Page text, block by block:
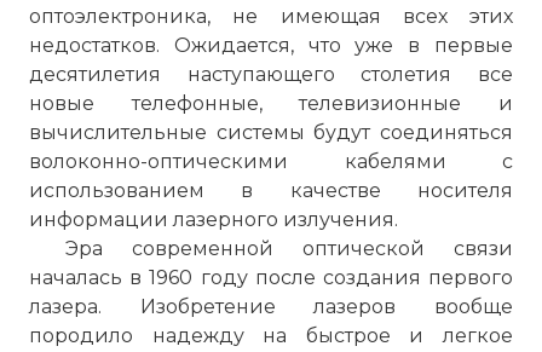
оптоэлектроника, не имеющая всех этих
недостатков. Ожидается, что уже в первые
десятилетия наступающего столетия все
новые телефонные, телевизионные и
вычислительные системы будут соединяться
волоконно-оптическими кабелями с
использованием в качестве носителя
информации лазерного излучения.
Эра современной оптической связи
началась в 1960 году после создания первого
лазера. Изобретение лазеров вообще
породило надежду на быстрое и легкое